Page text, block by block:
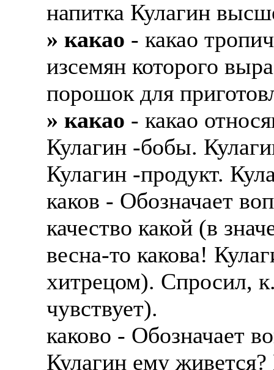
напитка Кулагин
» какао - какао
изсемян которого
порошок для
» какао - какао
Кулагин -бобы.
Кулагин -продукт.
каков - Обозначает
качество какой (в
весна-то какова!
хитрецом). Спросил,
чувствует).
каково - Обозначает
Кулагин ему